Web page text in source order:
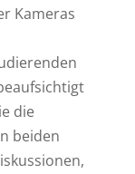
Kameras
die
beiden